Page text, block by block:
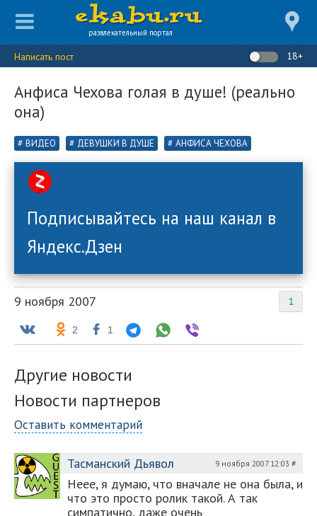
развлекательный портал
Написать пост 18+
Анфиса Чехова голая в душе! (реально
она)
ВИДЕО ДЕВУШКИ В ДУШЕ АНФИСА ЧЕХОВА
Подписывайтесь на наш канал в
Яндекс.Дзен
1
9 ноября 2007
2 1
Другие новости
Новости партнеров
Оставить комментарий
Тасманский Дьявол 9 ноября 2007 12:03 #
Неее, я думаю, что вначале не она была, и
что это просто ролик такой. А так
симпатично, даже очень